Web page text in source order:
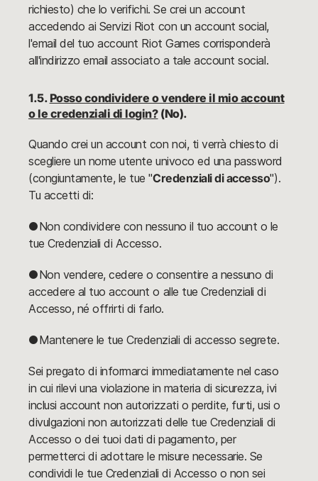
richiesto) che lo verifichi. Se crei un account
accedendo ai Servizi Riot con un account social,
l'email del tuo account Riot Games corrisponderà
all'indirizzo email associato a tale account social.
1.5. Posso condividere o vendere il mio account
o le credenziali di login?(No).
Quando crei un account con noi, ti verrà chiesto di
scegliere un nome utente univoco ed una password
(congiuntamente, le tue "Credenziali di accesso").
Tu accetti di:
●Non condividere con nessuno il tuo account o le
tue Credenziali di Accesso.
●Non vendere, cedere o consentire a nessuno di
accedere al tuo account o alle tue Credenziali di
Accesso, né offrirti di farlo.
●Mantenere le tue Credenziali di accesso segrete.
Sei pregato di informarci immediatamente nel caso
in cui rilevi una violazione in materia di sicurezza, ivi
inclusi account non autorizzati o perdite, furti, usi o
divulgazioni non autorizzati delle tue Credenziali di
Accesso o dei tuoi dati di pagamento, per
permetterci di adottare le misure necessarie. Se
condividi le tue Credenziali di Accesso o non sei